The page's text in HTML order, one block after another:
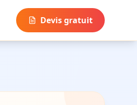
Devis gratuit